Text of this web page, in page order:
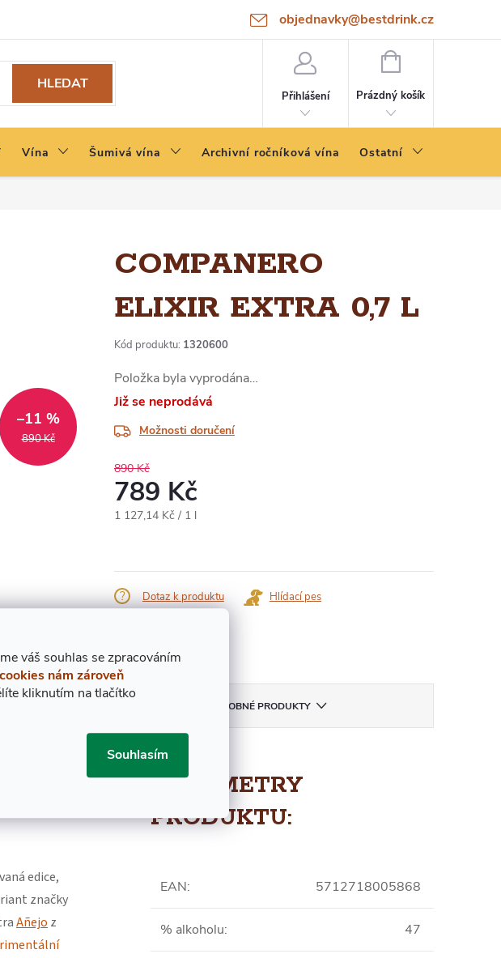
váš souhlas se zpracováním
nám zároveň
kliknutím na tlačítko
Souhlasím
objednavky@bestdrink.cz
HLEDAT
Přihlášení
NÁKUPNÍ
Prázdný košík
Vína Šumivá vína Archivní ročníková vína Ostatní
890 Kč
–11 %
COMPANERO
ELIXIR EXTRA 0,7 L
Kód produktu: 1320600
Položka byla vyprodána…
Již se neprodává
Možnosti doručení
890 Kč
789 Kč
Měrná
1 127,14 Kč / 1 l
Dotaz k produktu Hlídací pes
PODOBNÉ PRODUKTY
edice,
značky
Añejo z
PARAMETRY
PRODUKTU:
EAN: 5712718005868
% alkoholu: 47